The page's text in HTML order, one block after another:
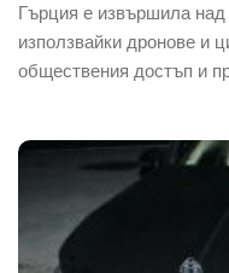
Гърция е извършила
използвайки дронове и
обществения достъп и